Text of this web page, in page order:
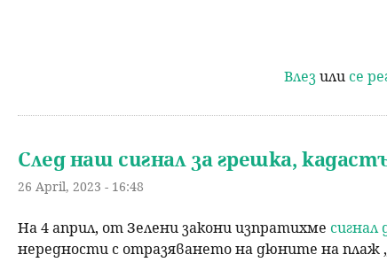
Влезили се
След наш сигнал за грешка,
26 April, 2023 - 16:48
На 4 април, от Зелени закони изпратихме
нередности с отразяването на дюните на плаж